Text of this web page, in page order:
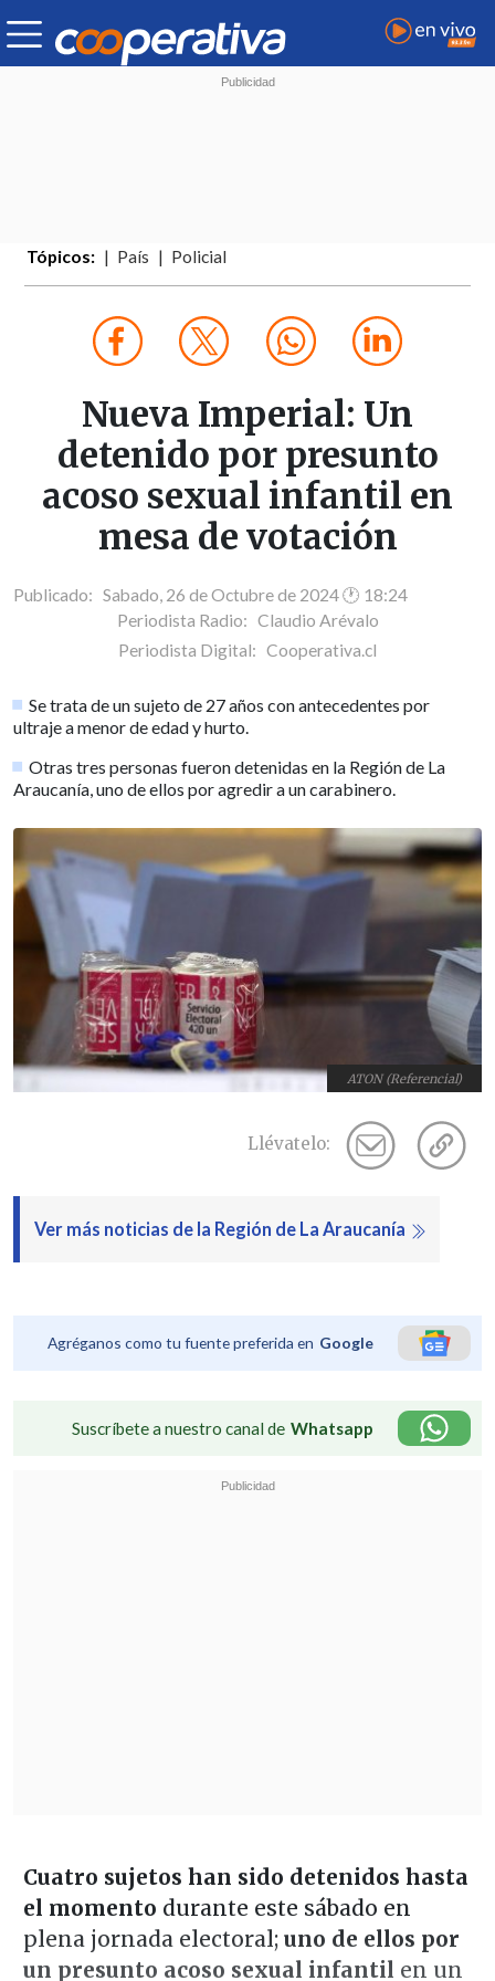
Tópicos: País Policial
Nueva Imperial: Un
detenido por presunto
acoso sexual infantil en
mesa de votación
Publicado: Sabado, 26 de Octubre de 2024 🕐 18:24
Periodista Radio: Claudio Arévalo
Periodista Digital: Cooperativa.cl
Se trata de un sujeto de 27 años con antecedentes por
ultraje a menor de edad y hurto.
Otras tres personas fueron detenidas en la Región de La
Araucanía, uno de ellos por agredir a un carabinero.
ATON (Referencial)
Llévatelo:
Ver más noticias de la Región de La Araucanía
Agréganos como tu fuente preferida en Google
Suscríbete a nuestro canal de Whatsapp
Cuatro sujetos han sido detenidos hasta
el momento durante este sábado en
plena jornada electoral; uno de ellos por
un presunto acoso sexual infantil en un